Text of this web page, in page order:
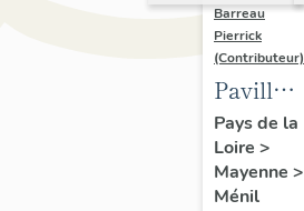
Barreau
Pierrick
(Contributeur)
Pavillon
de
pêche
dit
Pays de la
Loire >
Mayenne >
Ménil